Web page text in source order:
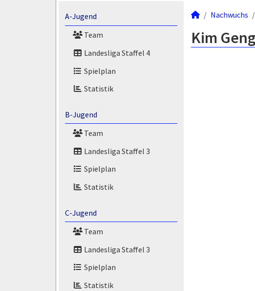
A-Jugend
Team
Landesliga Staffel 4
Spielplan
Statistik
B-Jugend
Team
Landesliga Staffel 3
Spielplan
Statistik
C-Jugend
Team
Landesliga Staffel 3
Spielplan
Statistik
Nachwuchs
Kim